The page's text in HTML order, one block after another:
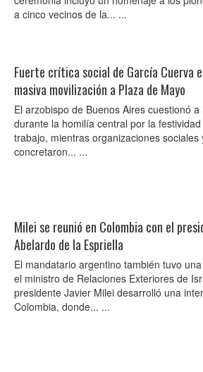
a cinco vecinos de la... ...
Fuerte crítica social de García Cuerva
masiva movilización a Plaza de Mayo
El arzobispo de Buenos Aires cuestionó
durante la homilía central por la
trabajo, mientras organizaciones sociales
concretaron... ...
Milei se reunió en Colombia con el
Abelardo de la Espriella
El mandatario argentino también tuvo
el ministro de Relaciones Exteriores de
presidente Javier Milei desarrolló una
Colombia, donde... ...